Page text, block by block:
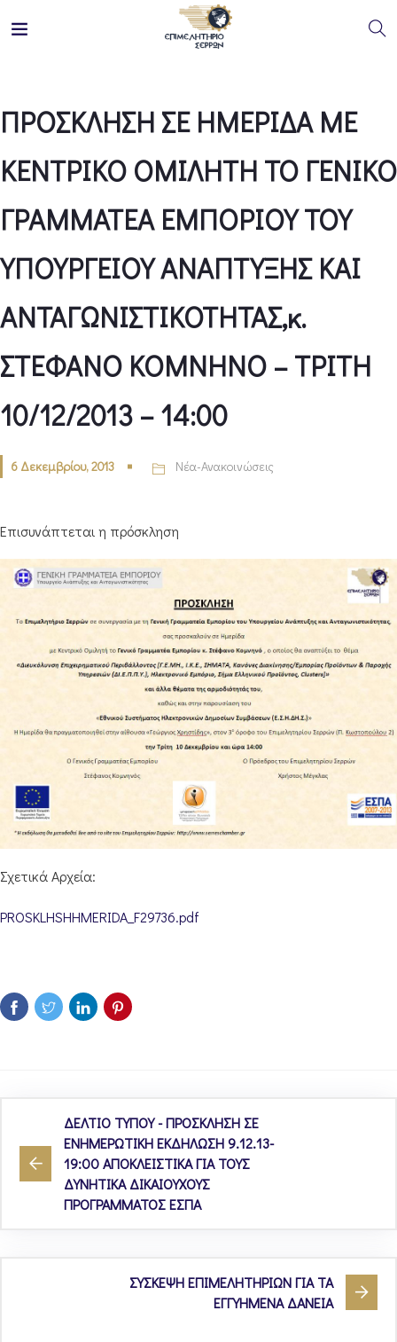
ΠΡΟΣΚΛΗΣΗ ΣΕ ΗΜΕΡΙΔΑ ΜΕ
ΚΕΝΤΡΙΚΟ ΟΜΙΛΗΤΗ ΤΟ ΓΕΝΙΚΟ
ΓΡΑΜΜΑΤΕΑ ΕΜΠΟΡΙΟΥ ΤΟΥ
ΥΠΟΥΡΓΕΙΟΥ ΑΝΑΠΤΥΞΗΣ ΚΑΙ
ΑΝΤΑΓΩΝΙΣΤΙΚΟΤΗΤΑΣ,κ.
ΣΤΕΦΑΝΟ ΚΟΜΝΗΝΟ – ΤΡΙΤΗ
10/12/2013 – 14:00
6 Δεκεμβρίου, 2013 Νέα-Ανακοινώσεις
Επισυνάπτεται η πρόσκληση
Σχετικά Αρχεία:
PROSKLHSHHMERIDA_F29736.pdf
ΔΕΛΤΙΟ ΤΥΠΟΥ - ΠΡΟΣΚΛΗΣΗ ΣΕ
ΕΝΗΜΕΡΩΤΙΚΗ ΕΚΔΗΛΩΣΗ 9.12.13-
19:00 ΑΠΟΚΛΕΙΣΤΙΚΑ ΓΙΑ ΤΟΥΣ
ΔΥΝΗΤΙΚΑ ΔΙΚΑΙΟΥΧΟΥΣ
ΠΡΟΓΡΑΜΜΑΤΟΣ ΕΣΠΑ
ΣΥΣΚΕΨΗ ΕΠΙΜΕΛΗΤΗΡΙΩΝ ΓΙΑ ΤΑ
ΕΓΓΥΗΜΕΝΑ ΔΑΝΕΙΑ